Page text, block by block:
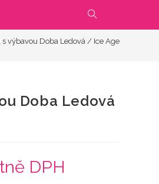
PŘEPNOUT
VYHLEDÁVÁNÍ
WEBU
s výbavou Doba Ledová / Ice Age
Doba Ledová
DPH